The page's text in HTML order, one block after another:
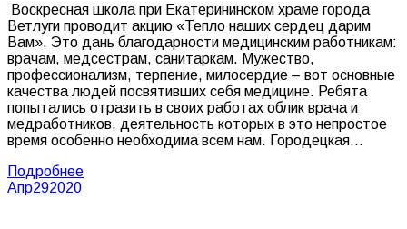
Воскресная школа при Екатерининском храме города
Ветлуги проводит акцию «Тепло наших сердец дарим
Вам». Это дань благодарности медицинским работникам:
врачам, медсестрам, санитаркам. Мужество,
профессионализм, терпение, милосердие – вот основные
качества людей посвятивших себя медицине. Ребята
попытались отразить в своих работах облик врача и
медработников, деятельность которых в это непростое
время особенно необходима всем нам. Городецкая…
Подробнее
Апр292020